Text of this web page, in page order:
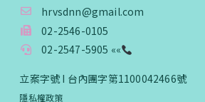
hrvsdnn@gmail.com
02-2546-0105
02-2547-5905 ««
立案字號 I 台內團字第1100042466號
隱私權政策